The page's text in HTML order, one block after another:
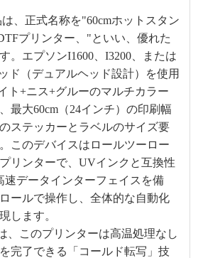
式名称を"60cmホットスタン
プリンター、"といい、優れた
。エプソンI1600、I3200、または
ド（デュアルヘッド設計）を使用
ト+ニス+グルーのマルチカラー
最大60cm（24インチ）の印刷幅
ステッカーとラベルのサイズ要
このデバイスはロールツーロー
リンターで、UVインクと互換性
速データインターフェイスを備
ールで操作し、全体的な自動化
します。
のプリンターは高温処理なし
完了できる「コールド転写」技